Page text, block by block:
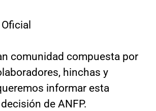
comunidad compuesta por
hinchas y
informar esta
de ANFP.